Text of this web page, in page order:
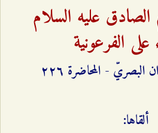
عليه السلام
الفرعونية
- المحاضرة ٢٢٦
ألقاها: